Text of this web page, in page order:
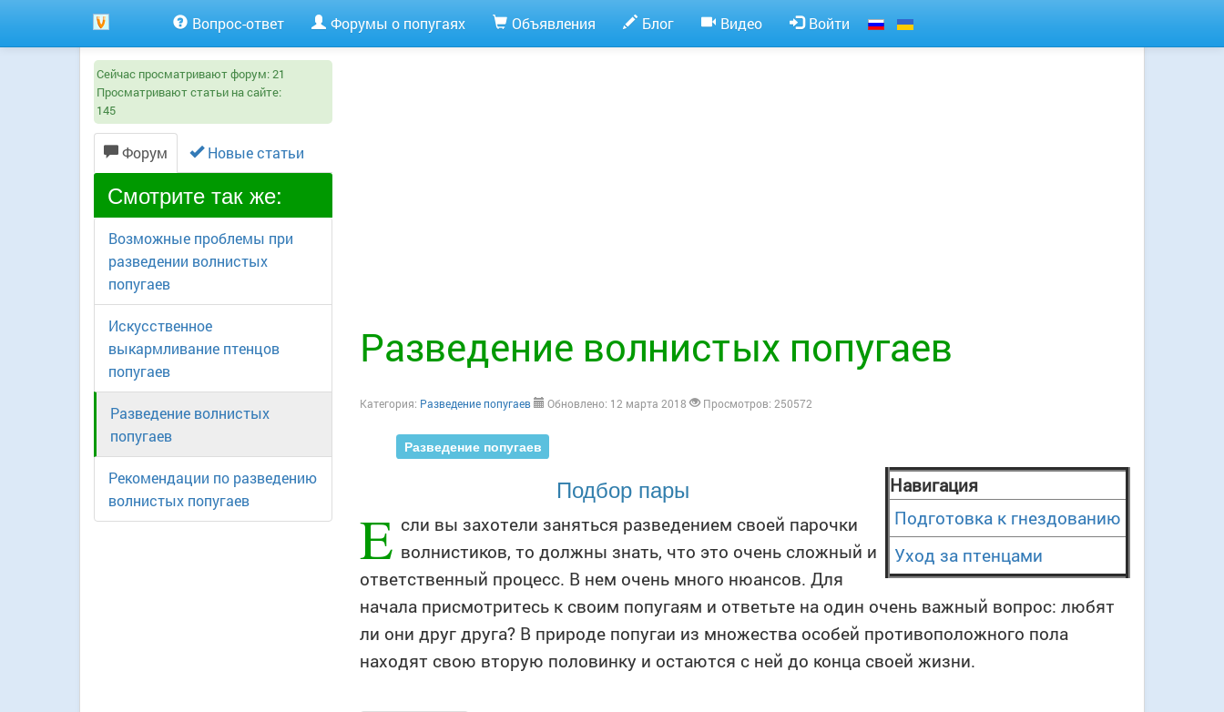
Вопрос-ответ Форумы о попугаях Объявления Блог Видео Войти
Сейчас просматривают форум:21
Просматривают статьи на сайте:
145
Форум Новые статьи
Смотрите так же:
Возможные проблемы при
разведении волнистых
попугаев
Искусственное
выкармливание птенцов
попугаев
Разведение волнистых
попугаев
Рекомендации по разведению
волнистых попугаев
Разведение волнистых попугаев
Категория: Разведение попугаев Обновлено: 12 марта 2018 Просмотров: 250572
Разведение попугаев
Навигация
Подготовка к гнездованию
Уход за птенцами
Подбор пары
E сли вы захотели заняться разведением своей парочки
волнистиков, то должны знать, что это очень сложный и
ответственный процесс. В нем очень много нюансов. Для
начала присмотритесь к своим попугаям и ответьте на один очень важный вопрос: любят
ли они друг друга? В природе попугаи из множества особей противоположного пола
находят свою вторую половинку и остаются с ней до конца своей жизни.